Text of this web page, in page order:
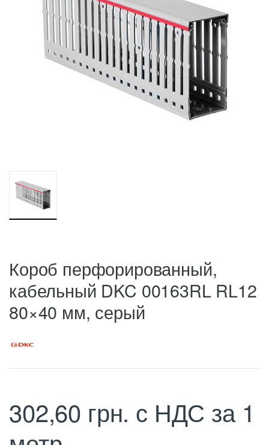
Короб перфорированный,
кабельный DKC 00163RL RL12
80×40 мм, серый
302,60 грн. с НДС за 1